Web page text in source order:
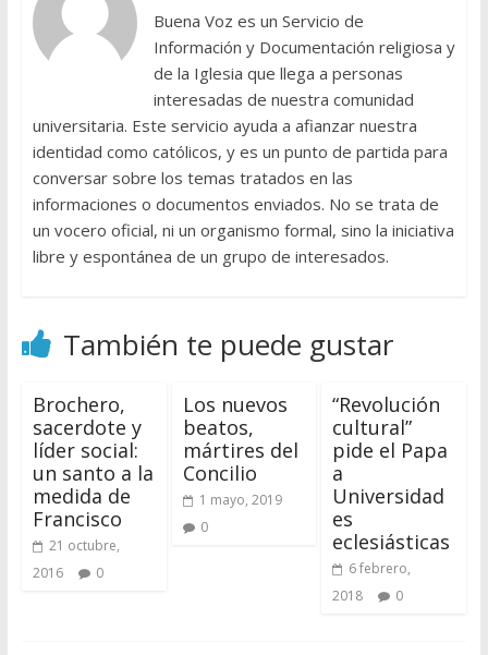
Buena Voz es un Servicio de
Información y Documentación religiosa y
de la Iglesia que llega a personas
interesadas de nuestra comunidad
universitaria. Este servicio ayuda a afianzar nuestra
identidad como católicos, y es un punto de partida para
conversar sobre los temas tratados en las
informaciones o documentos enviados. No se trata de
un vocero oficial, ni un organismo formal, sino la iniciativa
libre y espontánea de un grupo de interesados.
También te puede gustar
Brochero,
sacerdote y
líder social:
un santo a la
medida de
Francisco
21 octubre,
2016
0
Los nuevos
beatos,
mártires del
Concilio
1 mayo, 2019
0
“Revolución
cultural”
pide el Papa
a
Universidad
es
eclesiásticas
6 febrero,
2018
0